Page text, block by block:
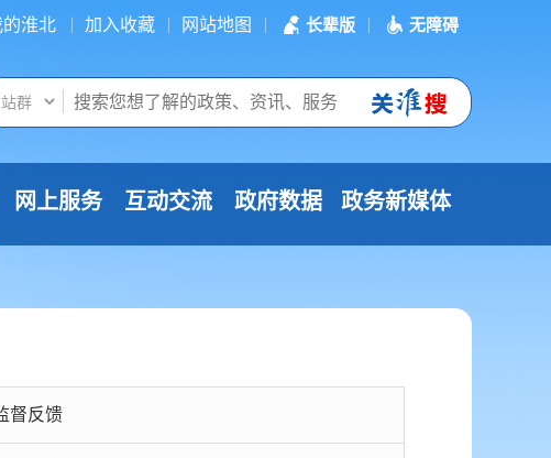
的淮北 加入收藏 网站地图 长辈版 无障碍
网上服务 互动交流 政府数据 政务新媒体
督反馈